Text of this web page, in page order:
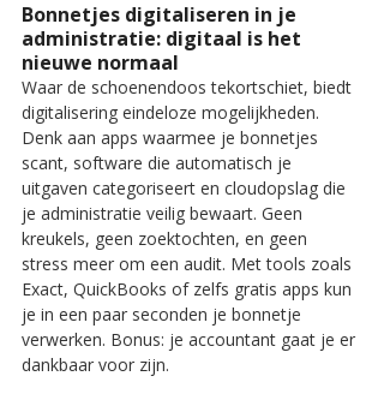
Bonnetjes digitaliseren in je
administratie: digitaal is het
nieuwe normaal
Waar de schoenendoos tekortschiet, biedt
digitalisering eindeloze mogelijkheden.
Denk aan apps waarmee je bonnetjes
scant, software die automatisch je
uitgaven categoriseert en cloudopslag die
je administratie veilig bewaart. Geen
kreukels, geen zoektochten, en geen
stress meer om een audit. Met tools zoals
Exact, QuickBooks of zelfs gratis apps kun
je in een paar seconden je bonnetje
verwerken. Bonus: je accountant gaat je er
dankbaar voor zijn.